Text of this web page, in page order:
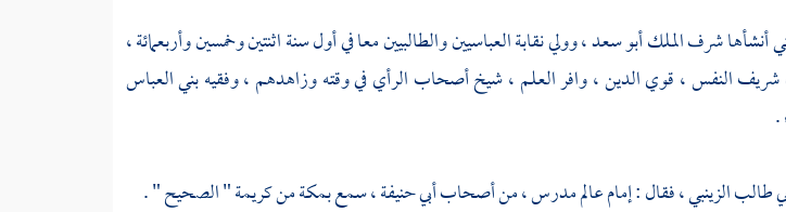
أنشأهاشرف الملك أبو سعد، وولي نقابة العباسيين والطالبيين معا في أول سنة اثنتين وخمسين وأربعمائة ،
النفس ، قوي الدين ، وافر العلم ، شيخ أصحاب الرأي في وقته وزاهدهم ، وفقيهبني العباس
.
طالب الزينبي، فقال : إمام عالم مدرس ، من أصحاب أبي حنيفة ، سمع بمكة من كريمة " الصحيح " .